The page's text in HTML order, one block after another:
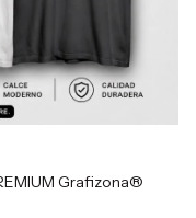
Grafizona®